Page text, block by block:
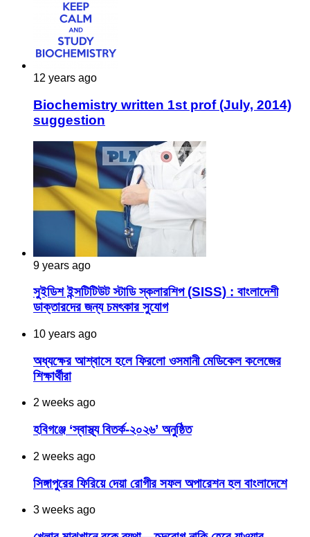
12 years ago
Biochemistry written 1st prof (July, 2014)
suggestion
9 years ago
সুইডিশ ইন্সটিটিউট স্টাডি স্কলারশিপ (SISS) : বাংলাদেশী
ডাক্তারদের জন্য চমৎকার সুযোগ
10 years ago
অধ্যক্ষের আশ্বাসে হলে ফিরলো ওসমানী মেডিকেল কলেজের
শিক্ষার্থীরা
2 weeks ago
হবিগঞ্জে ‘স্বাস্থ্য বিতর্ক-২০২৬’ অনুষ্ঠিত
2 weeks ago
সিঙ্গাপুরের ফিরিয়ে দেয়া রোগীর সফল অপারেশন হল বাংলাদেশে
3 weeks ago